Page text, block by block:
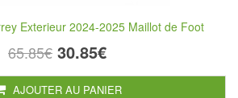
Exterieur 2024-2025 Maillot de Foot
65.85€ 30.85€
AJOUTER AU PANIER